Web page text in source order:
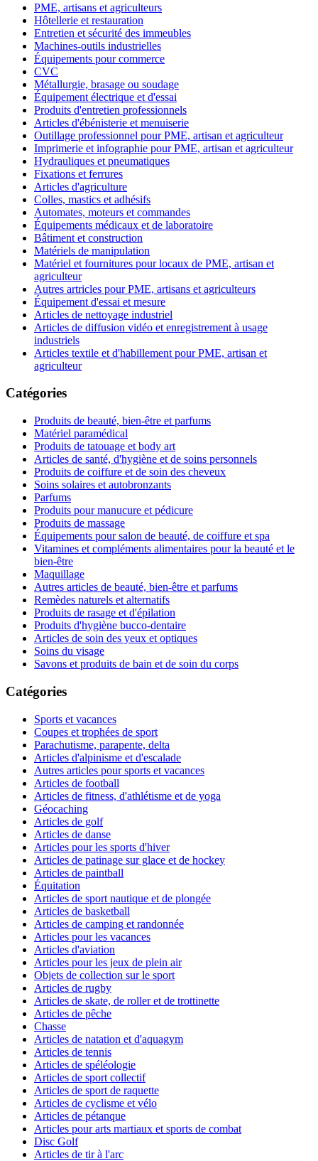
PME, artisans et agriculteurs
Hôtellerie et restauration
Entretien et sécurité des immeubles
Machines-outils industrielles
Équipements pour commerce
CVC
Métallurgie, brasage ou soudage
Équipement électrique et d'essai
Produits d'entretien professionnels
Articles d'ébénisterie et menuiserie
Outillage professionnel pour PME, artisan et agriculteur
Imprimerie et infographie pour PME, artisan et agriculteur
Hydrauliques et pneumatiques
Fixations et ferrures
Articles d'agriculture
Colles, mastics et adhésifs
Automates, moteurs et commandes
Équipements médicaux et de laboratoire
Bâtiment et construction
Matériels de manipulation
Matériel et fournitures pour locaux de PME, artisan et
agriculteur
Autres artricles pour PME, artisans et agriculteurs
Équipement d'essai et mesure
Articles de nettoyage industriel
Articles de diffusion vidéo et enregistrement à usage
industriels
Articles textile et d'habillement pour PME, artisan et
agriculteur
Catégories
Produits de beauté, bien-être et parfums
Matériel paramédical
Produits de tatouage et body art
Articles de santé, d'hygiène et de soins personnels
Produits de coiffure et de soin des cheveux
Soins solaires et autobronzants
Parfums
Produits pour manucure et pédicure
Produits de massage
Équipements pour salon de beauté, de coiffure et spa
Vitamines et compléments alimentaires pour la beauté et le
bien-être
Maquillage
Autres articles de beauté, bien-être et parfums
Remèdes naturels et alternatifs
Produits de rasage et d'épilation
Produits d'hygiène bucco-dentaire
Articles de soin des yeux et optiques
Soins du visage
Savons et produits de bain et de soin du corps
Catégories
Sports et vacances
Coupes et trophées de sport
Parachutisme, parapente, delta
Articles d'alpinisme et d'escalade
Autres articles pour sports et vacances
Articles de football
Articles de fitness, d'athlétisme et de yoga
Géocaching
Articles de golf
Articles de danse
Articles pour les sports d'hiver
Articles de patinage sur glace et de hockey
Articles de paintball
Équitation
Articles de sport nautique et de plongée
Articles de basketball
Articles de camping et randonnée
Articles pour les vacances
Articles d'aviation
Articles pour les jeux de plein air
Objets de collection sur le sport
Articles de rugby
Articles de skate, de roller et de trottinette
Articles de pêche
Chasse
Articles de natation et d'aquagym
Articles de tennis
Articles de spéléologie
Articles de sport collectif
Articles de sport de raquette
Articles de cyclisme et vélo
Articles de pétanque
Articles pour arts martiaux et sports de combat
Disc Golf
Articles de tir à l'arc